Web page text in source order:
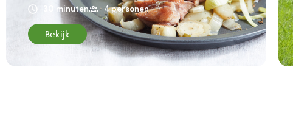
30 minuten 4 personen
Bekijk